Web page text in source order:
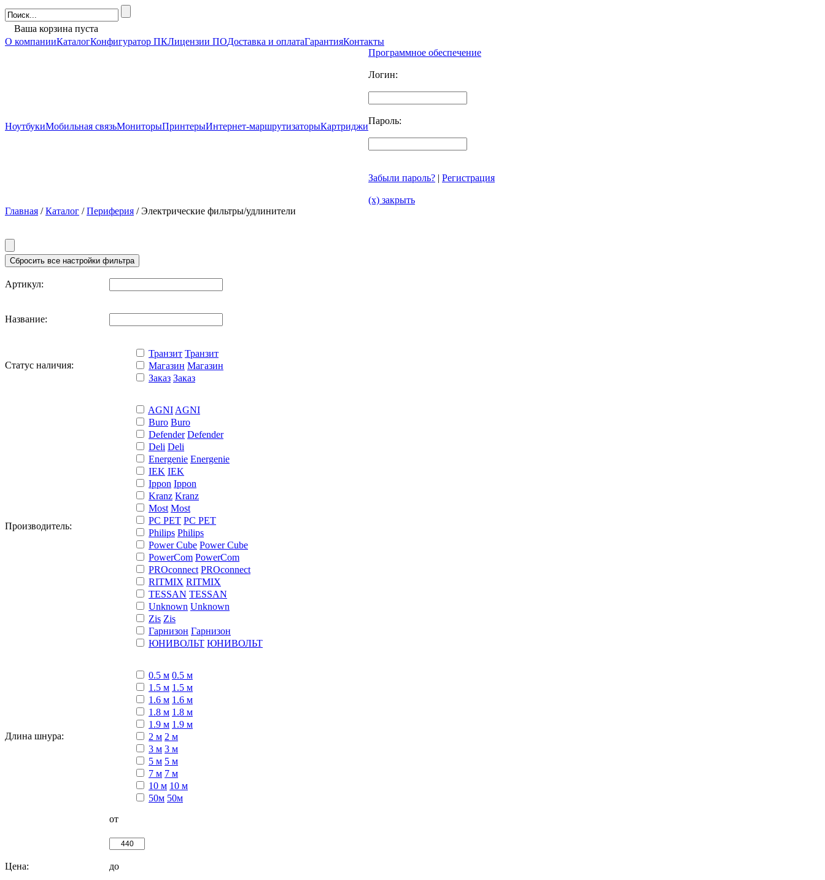
Ваша корзина пуста
О компанииКаталогКонфигуратор ПКЛицензии ПОДоставка и оплатаГарантияКонтакты
НоутбукиМобильная связьМониторыПринтерыИнтернет-маршрутизаторыКартриджи
Программное обеспечение
Логин:
Пароль:
Забыли пароль? | Регистрация
(x) закрыть
Главная /Каталог /Периферия / Электрические фильтры/удлинители
Артикул:
Название:
Статус наличия:
Транзит Транзит
Магазин Магазин
Заказ Заказ
Производитель:
AGNI AGNI
Buro Buro
Defender Defender
Deli Deli
Energenie Energenie
IEK IEK
Ippon Ippon
Kranz Kranz
Most Most
PC PET PC PET
Philips Philips
Power Cube Power Cube
PowerCom PowerCom
PROconnect PROconnect
RITMIX RITMIX
TESSAN TESSAN
Unknown Unknown
Zis Zis
Гарнизон Гарнизон
ЮНИВОЛЬТ ЮНИВОЛЬТ
Длина шнура:
0.5 м 0.5 м
1.5 м 1.5 м
1.6 м 1.6 м
1.8 м 1.8 м
1.9 м 1.9 м
2 м 2 м
3 м 3 м
5 м 5 м
7 м 7 м
10 м 10 м
50м 50м
Цена:
от
до